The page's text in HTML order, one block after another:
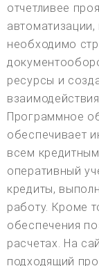
отчетливее
необходимо
ресурсы и
Программное
обеспечивает
всем
оперативный
кредиты,
работу. Кроме
обеспечения
расчетах. На
подходящий